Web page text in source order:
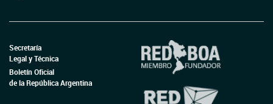
Secretaría
Legal y Técnica
Boletín Oficial
de la República Argentina